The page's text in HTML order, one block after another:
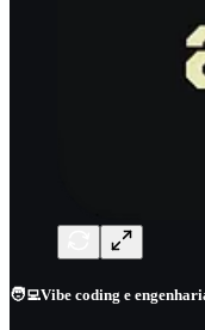
🧑‍💻Vibe coding e